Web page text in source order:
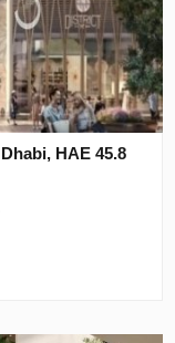
Dhabi, ΗΑΕ 45.8